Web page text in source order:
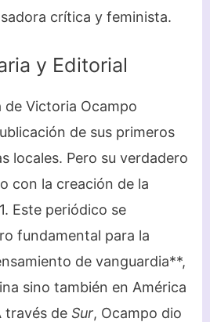
crítica y feminista.
y Editorial
de Victoria Ocampo
de sus primeros
locales. Pero su verdadero
con la creación de la
Este periódico se
fundamental para la
de vanguardia**,
sino también en América
través de Sur, Ocampo dio